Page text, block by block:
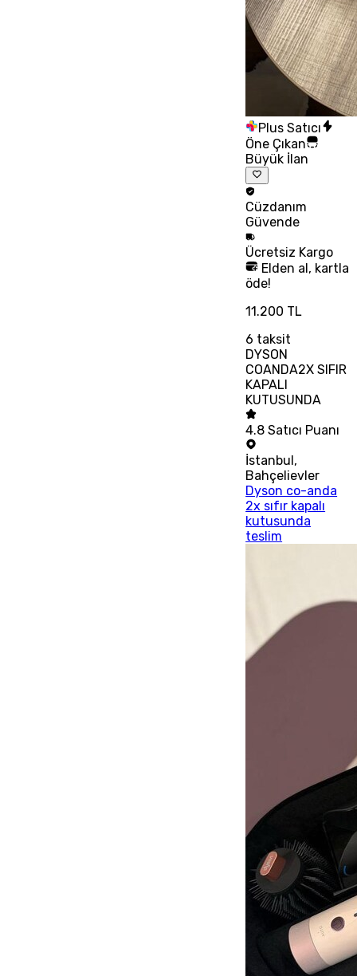
Plus Satıcı
Öne Çıkan
Büyük İlan
Cüzdanım
Güvende
Ücretsiz Kargo
Elden al, kartla
öde!
11.200 TL
6 taksit
DYSON
COANDA2X SIFIR
KAPALI
KUTUSUNDA
4.8 Satıcı Puanı
İstanbul,
Bahçelievler
Dyson co-anda
2x sıfır kapalı
kutusunda
teslim